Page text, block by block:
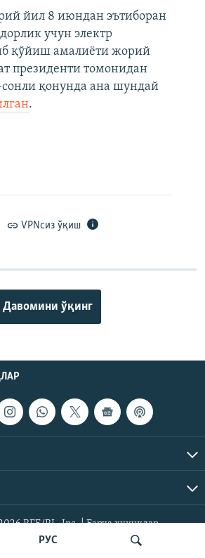
РУС
йил 8 июндан эътиборан
учун электр
қўйиш амалиёти жорий
президенти томонидан
қонунда ана шундай
.
VPNсиз ўқиш
Давомини ўқинг
RFE/RL, Inc. | Барча ҳуқуқлар